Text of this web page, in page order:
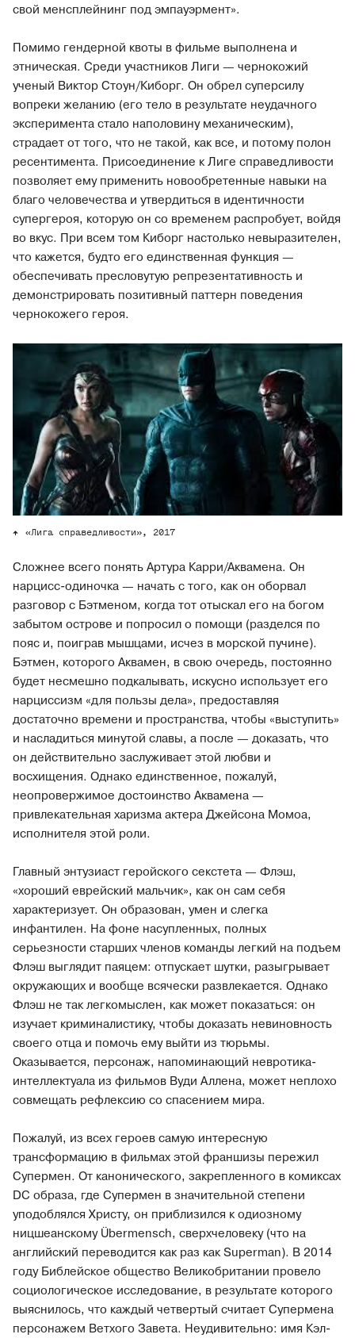
свой менсплейнинг под эмпауэрмент».
Помимо гендерной квоты в фильме выполнена и
этническая. Среди участников Лиги — чернокожий
ученый Виктор Стоун/Киборг. Он обрел суперсилу
вопреки желанию (его тело в результате неудачного
эксперимента стало наполовину механическим),
страдает от того, что не такой, как все, и потому полон
ресентимента. Присоединение к Лиге справедливости
позволяет ему применить новообретенные навыки на
благо человечества и утвердиться в идентичности
супергероя, которую он со временем распробует, войдя
во вкус. При всем том Киборг настолько невыразителен,
что кажется, будто его единственная функция —
обеспечивать пресловутую репрезентативность и
демонстрировать позитивный паттерн поведения
чернокожего героя.
«Лига справедливости», 2017
Сложнее всего понять Артура Карри/Аквамена. Он
нарцисс-одиночка — начать с того, как он оборвал
разговор с Бэтменом, когда тот отыскал его на богом
забытом острове и попросил о помощи (разделся по
пояс и, поиграв мышцами, исчез в морской пучине).
Бэтмен, которого Аквамен, в свою очередь, постоянно
будет несмешно подкалывать, искусно использует его
нарциссизм «для пользы дела», предоставляя
достаточно времени и пространства, чтобы «выступить»
и насладиться минутой славы, а после — доказать, что
он действительно заслуживает этой любви и
восхищения. Однако единственное, пожалуй,
неопровержимое достоинство Аквамена —
привлекательная харизма актера Джейсона Момоа,
исполнителя этой роли.
Главный энтузиаст геройского секстета — Флэш,
«хороший еврейский мальчик», как он сам себя
характеризует. Он образован, умен и слегка
инфантилен. На фоне насупленных, полных
серьезности старших членов команды легкий на подъем
Флэш выглядит паяцем: отпускает шутки, разыгрывает
окружающих и вообще всячески развлекается. Однако
Флэш не так легкомыслен, как может показаться: он
изучает криминалистику, чтобы доказать невиновность
своего отца и помочь ему выйти из тюрьмы.
Оказывается, персонаж, напоминающий невротика-
интеллектуала из фильмов Вуди Аллена, может неплохо
совмещать рефлексию со спасением мира.
Пожалуй, из всех героев самую интересную
трансформацию в фильмах этой франшизы пережил
Супермен. От канонического, закрепленного в комиксах
DC образа, где Супермен в значительной степени
уподоблялся Христу, он приблизился к одиозному
ницшеанскому Übermensch, сверхчеловеку (что на
английский переводится как раз как Superman). В 2014
году Библейское общество Великобритании провело
социологическое исследование, в результате которого
выяснилось, что каждый четвертый считает Супермена
персонажем Ветхого Завета. Неудивительно: имя Кэл-